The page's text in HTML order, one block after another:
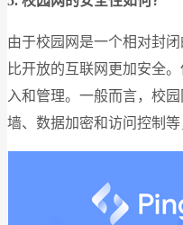
由于校园网是一个相对封
比开放的互联网更加安全
入和管理。一般而言，校
墙、数据加密和访问控制